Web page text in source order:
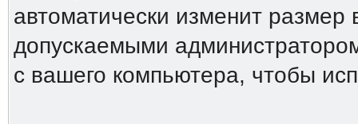
автоматически изменит размер
допускаемыми
с вашего компьютера, чтобы